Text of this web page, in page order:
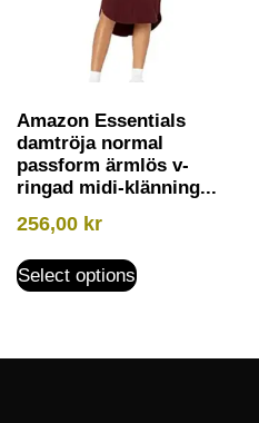
Amazon Essentials
damtröja normal
passform ärmlös v-
ringad midi-klänning...
256,00 kr
Select options